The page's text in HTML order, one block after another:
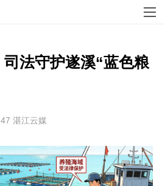
法守护遂溪“蓝色粮
湛江云媒